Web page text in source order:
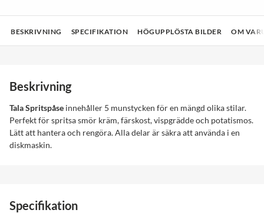
BESKRIVNING SPECIFIKATION HÖGUPPLÖSTA BILDER OM
Beskrivning
Tala Spritspåse innehåller 5 munstycken för en mängd olika stilar.
Perfekt för spritsa smör kräm, färskost, vispgrädde och potatismos.
Lätt att hantera och rengöra. Alla delar är säkra att använda i en
diskmaskin.
Specifikation